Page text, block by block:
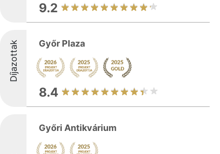
9.2
Díjazottak Győr Plaza
8.4
Győri Antikvárium